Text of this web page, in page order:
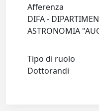
Afferenza
DIFA -
ASTRONOMIA
Tipo di ruolo
Dottorandi